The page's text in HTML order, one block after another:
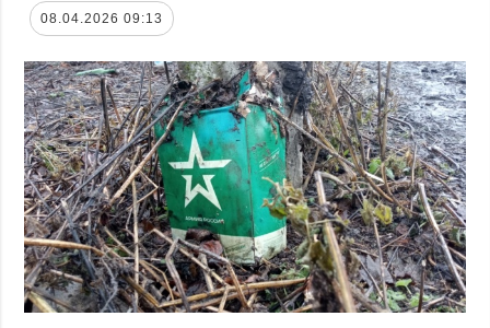
08.04.2026 09:13